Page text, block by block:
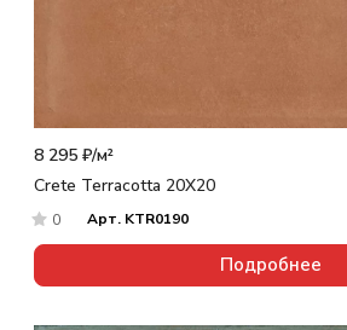
8 295 ₽/м²
Crete Terracotta 20X20
0 Арт. KTR0190
Подробнее